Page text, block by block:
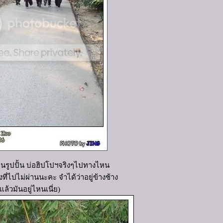
รูปปั้น บ่อฮิปโปฯจริงๆไปทางไหน
ไปไม่ผ่านนะคะ จำได้ว่าอยู่ข้างช้าง
ล้วมันอยู่ไหนเนี่ย)